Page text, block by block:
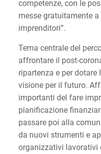
competenze, con le
messe gratuitamente
imprenditori”.
Tema centrale del
affrontare il post-
ripartenza e per dotare
visione per il futuro.
importanti del fare
pianificazione
passare poi alla
da nuovi strumenti e
organizzativi lavorativi